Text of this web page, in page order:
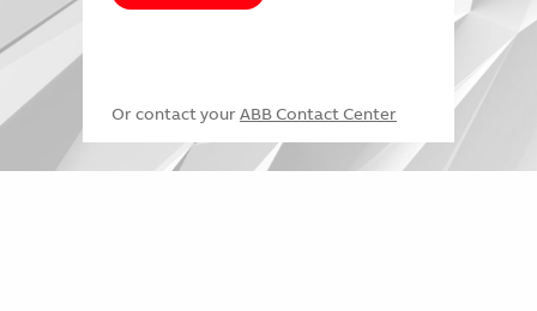
Or contact your ABB Contact Center